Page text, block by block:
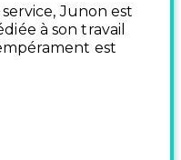
Junon est
à son travail
est